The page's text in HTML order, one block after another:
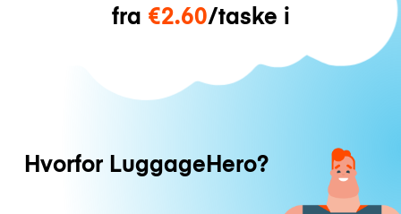
fra €2.60/taske i
Hvorfor LuggageHero?